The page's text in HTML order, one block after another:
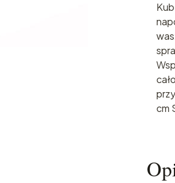
cm